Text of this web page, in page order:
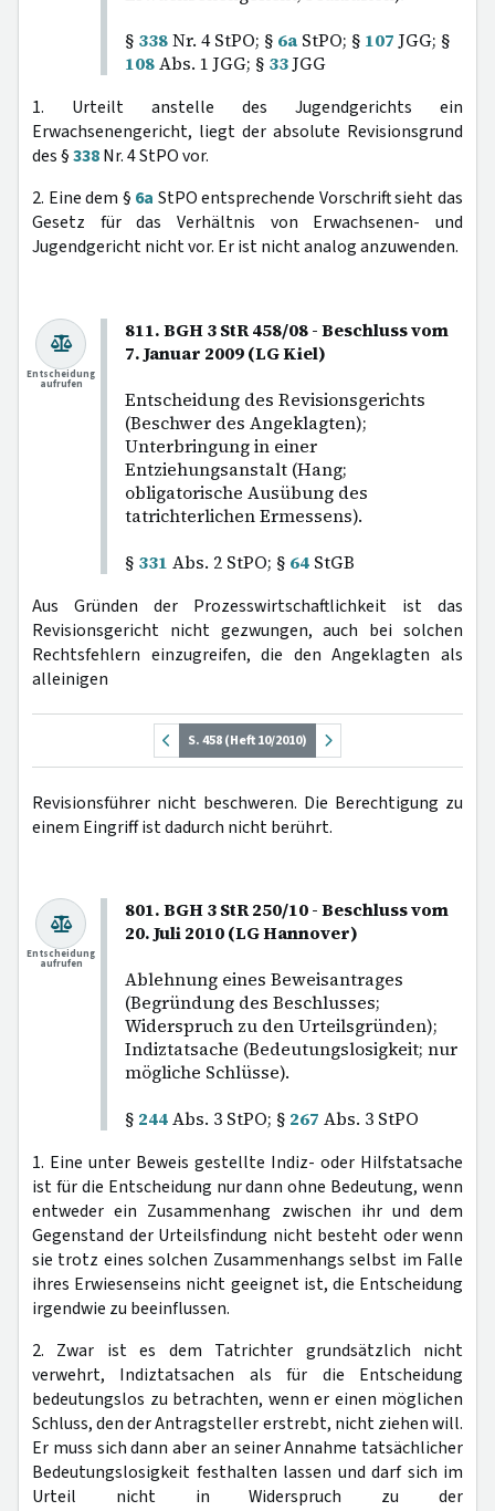
§ 338Nr. 4 StPO; § 6a StPO; § 107JGG; §
108Abs. 1 JGG; § 33JGG
1. Urteilt anstelle des Jugendgerichts ein
Erwachsenengericht, liegt der absolute Revisionsgrund
des §338Nr. 4 StPO vor.
2. Eine dem § 6a StPO entsprechende Vorschrift sieht das
Gesetz für das Verhältnis von Erwachsenen- und
Jugendgericht nicht vor. Er ist nicht analog anzuwenden.
811. BGH 3 StR 458/08 - Beschluss vom
7. Januar 2009 (LG Kiel)
Entscheidung des Revisionsgerichts
(Beschwer des Angeklagten);
Unterbringung in einer
Entziehungsanstalt (Hang;
obligatorische Ausübung des
tatrichterlichen Ermessens).
§ 331 Abs. 2 StPO; § 64 StGB
Entscheidung
aufrufen
Aus Gründen der Prozesswirtschaftlichkeit ist das
Revisionsgericht nicht gezwungen, auch bei solchen
Rechtsfehlern einzugreifen, die den Angeklagten als
alleinigen
S. 458 (Heft 10/2010)
Revisionsführer nicht beschweren. Die Berechtigung zu
einem Eingriff ist dadurch nicht berührt.
801. BGH 3 StR 250/10 - Beschluss vom
20. Juli 2010 (LG Hannover)
Ablehnung eines Beweisantrages
(Begründung des Beschlusses;
Widerspruch zu den Urteilsgründen);
Indiztatsache (Bedeutungslosigkeit; nur
mögliche Schlüsse).
§ 244Abs. 3 StPO; § 267 Abs. 3 StPO
Entscheidung
aufrufen
1. Eine unter Beweis gestellte Indiz- oder Hilfstatsache
ist für die Entscheidung nur dann ohne Bedeutung, wenn
entweder ein Zusammenhang zwischen ihr und dem
Gegenstand der Urteilsfindung nicht besteht oder wenn
sie trotz eines solchen Zusammenhangs selbst im Falle
ihres Erwiesenseins nicht geeignet ist, die Entscheidung
irgendwie zu beeinflussen.
2. Zwar ist es dem Tatrichter grundsätzlich nicht
verwehrt, Indiztatsachen als für die Entscheidung
bedeutungslos zu betrachten, wenn er einen möglichen
Schluss, den der Antragsteller erstrebt, nicht ziehen will.
Er muss sich dann aber an seiner Annahme tatsächlicher
Bedeutungslosigkeit festhalten lassen und darf sich im
Urteil nicht in Widerspruch zu der